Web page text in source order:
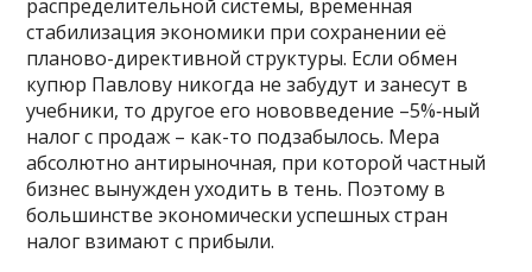
распределительной системы, временная
стабилизация экономики при сохранении её
планово-директивной структуры. Если обмен
купюр Павлову никогда не забудут и занесут в
учебники, то другое его нововведение –5%‑ный
налог с продаж – как-то подзабылось. Мера
абсолютно антирыночная, при которой частный
бизнес вынужден уходить в тень. Поэтому в
большинстве экономически успешных стран
налог взимают с прибыли.